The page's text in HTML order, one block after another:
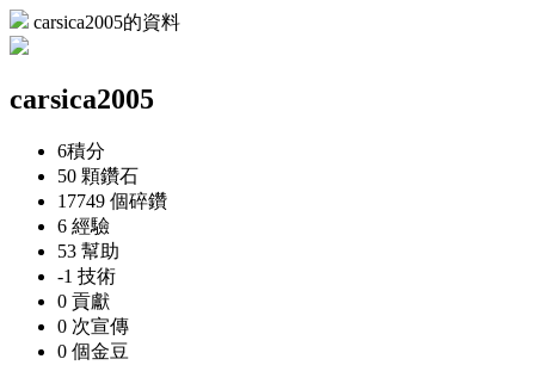
carsica2005的資料
carsica2005
6積分
50 顆鑽石
17749 個碎鑽
6 經驗
53 幫助
-1 技術
0 貢獻
0 次宣傳
0 個金豆